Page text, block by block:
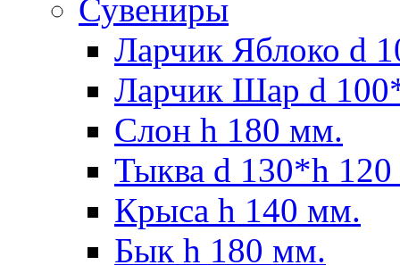
Сувениры
Ларчик Яблоко d
Ларчик Шар d
Слон h 180 мм.
Тыква d 130*h
Крыса h 140 мм.
Бык h 180 мм.